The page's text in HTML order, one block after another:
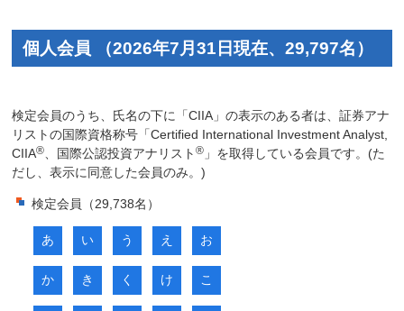
個人会員 （2026年7月31日現在、29,797名）
検定会員のうち、氏名の下に「CIIA」の表示のある者は、証券アナ
リストの国際資格称号「Certified International Investment Analyst,
CIIA® 、国際公認投資アナリスト® 」を取得している会員です。(た
だし、表示に同意した会員のみ。)
検定会員（29,738名）
あ い う え お
か き く け こ